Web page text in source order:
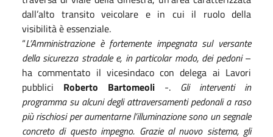
dall’alto transito veicolare e in cui il ruolo della
visibilità è essenziale.
“L’Amministrazione è fortemente impegnata sul versante
della sicurezza stradale e, in particolar modo, dei pedoni–
ha commentato il vicesindaco con delega ai Lavori
pubblici Roberto Bartomeoli -. Gli interventi in
programma su alcuni degli attraversamenti pedonali a raso
più rischiosi per aumentarne l’illuminazione sono un segnale
concreto di questo impegno. Grazie al nuovo sistema, gli